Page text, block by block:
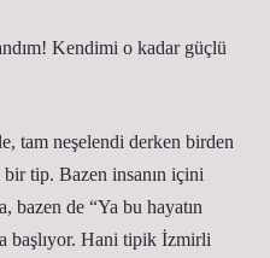
Kendimi o kadar güçlü
tam neşelendi derken birden
tip. Bazen insanın içini
bazen de “Ya bu hayatın
başlıyor. Hani tipik İzmirli